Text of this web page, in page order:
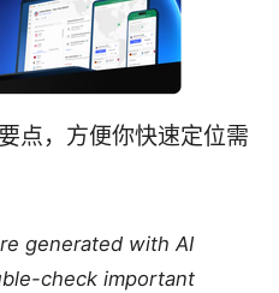
点，方便你快速定位需
generated with AI
check important